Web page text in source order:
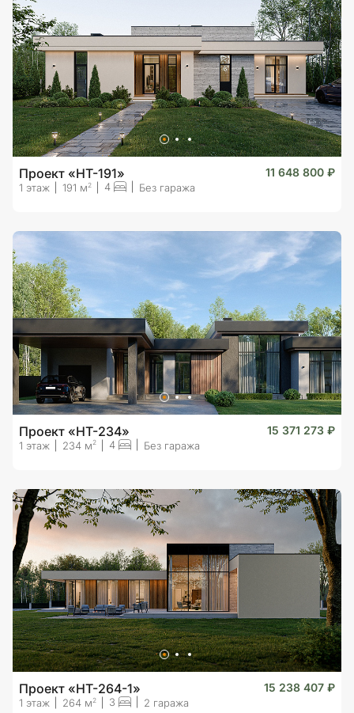
Проект «HT-191» 11 648 800 ₽
1 этаж 191 м 2 4 Без гаража
Проект «HT-234» 15 371 273 ₽
1 этаж 234 м2 4 Без гаража
Проект «HT-264-1» 15 238 407 ₽
1 этаж 264 м 2 3 2 гаража